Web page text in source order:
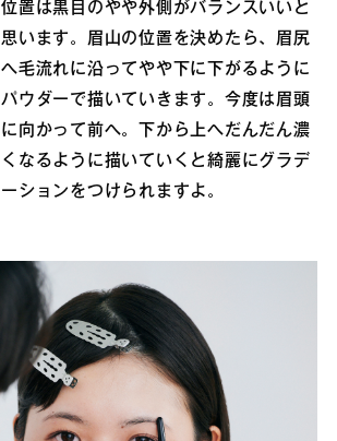
位置は黒目のやや外側がバランスいいと
思います。眉山の位置を決めたら、眉尻
へ毛流れに沿ってやや下に下がるように
パウダーで描いていきます。今度は眉頭
に向かって前へ。下から上へだんだん濃
くなるように描いていくと綺麗にグラデ
ーションをつけられますよ。